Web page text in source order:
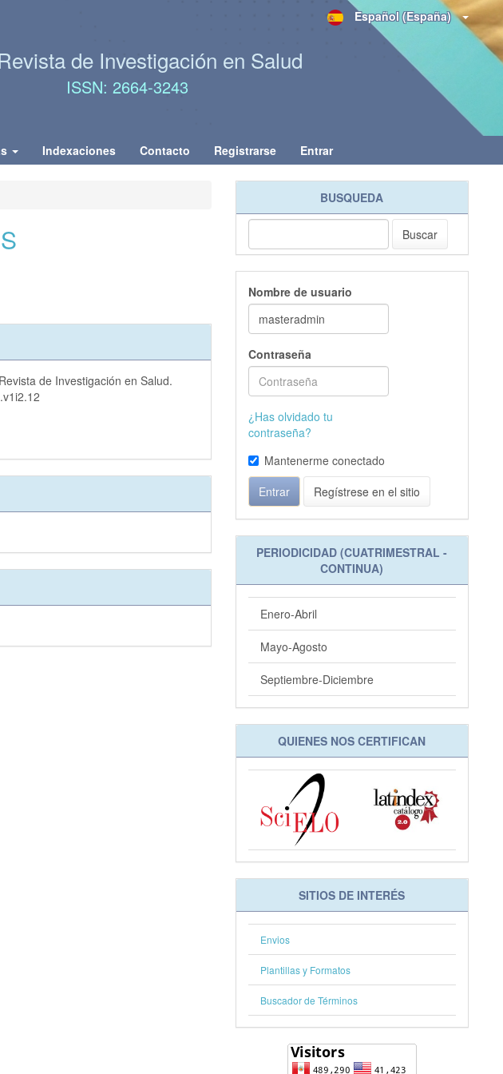
Español (España)
de Investigación en Salud
ISSN: 2664-3243
Indexaciones Contacto Registrarse Entrar
de Investigación en Salud.
BUSQUEDA
Buscar
Nombre de usuario
Contraseña
¿Has olvidado tu
contraseña?
Mantenerme conectado
Entrar
Regístrese en el sitio
PERIODICIDAD (CUATRIMESTRAL -
CONTINUA)
Enero-Abril
Mayo-Agosto
Septiembre-Diciembre
QUIENES NOS CERTIFICAN
SITIOS DE INTERÉS
Envios
Plantillas y Formatos
Buscador de Términos